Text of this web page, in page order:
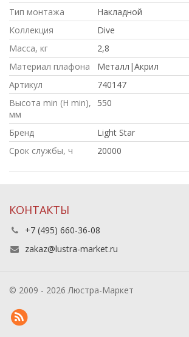
Тип монтажа
Накладной
Коллекция
Dive
Масса, кг
2,8
Материал плафона
Металл|Акрил
Артикул
740147
Высота min (H min),
мм
550
Бренд
Light Star
Срок службы, ч
20000
КОНТАКТЫ
+7 (495) 660-36-08
zakaz@lustra-market.ru
© 2009 - 2026 Люстра-Маркет